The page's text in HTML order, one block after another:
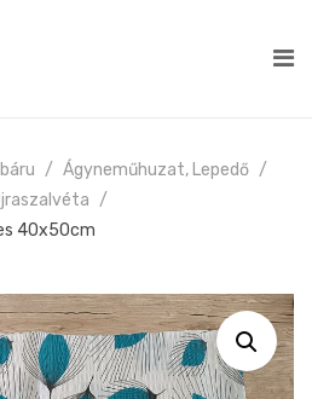
Ágyneműhuzat, Lepedő
40x50cm